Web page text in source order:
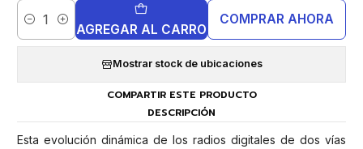
Cantidad AGREGAR AL CARRO
COMPRAR AHORA
Mostrar stock de ubicaciones
COMPARTIR ESTE PRODUCTO
DESCRIPCIÓN
Esta evolución dinámica de los radios digitales de dos vías